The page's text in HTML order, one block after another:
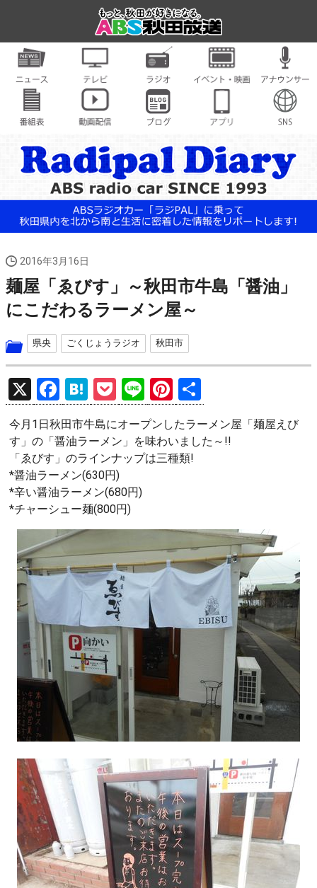
2016年3月16日
麺屋「ゑびす」～秋田市牛島「醤油」
にこだわるラーメン屋～
県央 ごくじょうラジオ 秋田市
X
F
a
ce
b
o
o
k
H
at
e
n
a
P
o
ck
et
Li
n
e
Pi
nt
er
es
有
今月1日秋田市牛島にオープンしたラーメン屋「麺屋えび
す」の「醤油ラーメン」を味わいました～!!
「ゑびす」のラインナップは三種類!
*醤油ラーメン(630円)
*辛い醤油ラーメン(680円)
*チャーシュー麺(800円)